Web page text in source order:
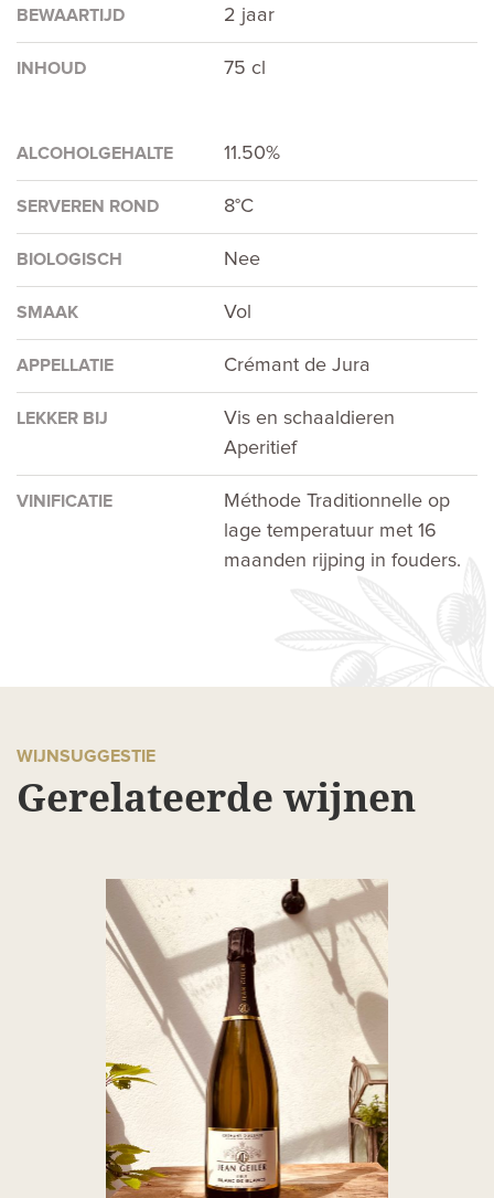
BEWAARTIJD 2 jaar
INHOUD 75 cl
ALCOHOLGEHALTE 11.50%
SERVEREN ROND 8°C
BIOLOGISCH Nee
SMAAK Vol
APPELLATIE Crémant de Jura
LEKKER BIJ
Vis en schaaldieren
Aperitief
VINIFICATIE
Méthode Traditionnelle op
lage temperatuur met 16
maanden rijping in fouders.
WIJNSUGGESTIE
Gerelateerde wijnen